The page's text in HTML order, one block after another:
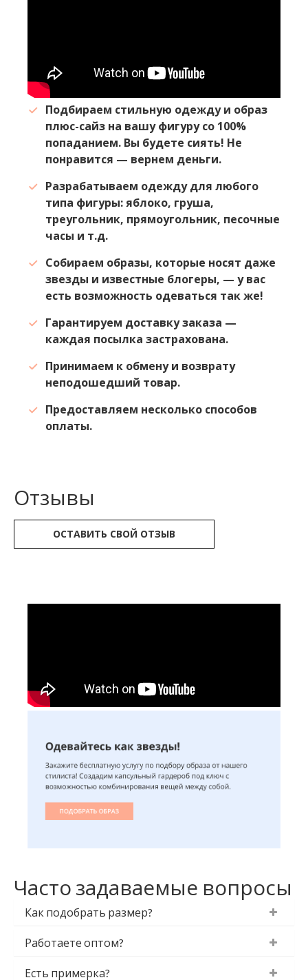
Подбираем стильную одежду и образ
плюс-сайз на вашу фигуру со 100%
попаданием. Вы будете сиять! Не
понравится — вернем деньги.
Разрабатываем одежду для любого
типа фигуры: яблоко, груша,
треугольник, прямоугольник, песочные
часы и т.д.
Собираем образы, которые носят даже
звезды и известные блогеры, — у вас
есть возможность одеваться так же!
Гарантируем доставку заказа —
каждая посылка застрахована.
Принимаем к обмену и возврату
неподошедший товар.
Предоставляем несколько способов
оплаты.
Отзывы
ОСТАВИТЬ СВОЙ ОТЗЫВ
Часто задаваемые вопросы
Как подобрать размер?
Работаете оптом?
Есть примерка?